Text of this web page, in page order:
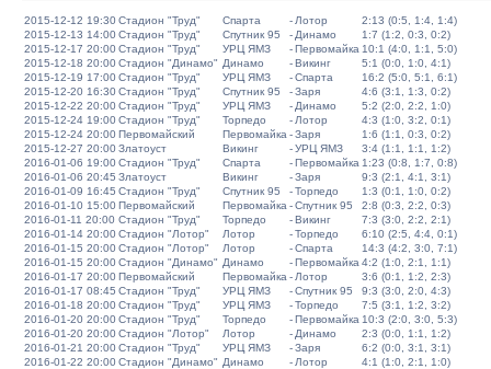
2015-12-12 19:30Стадион "Труд" Спарта - Лотор
2:13 (0:5, 1:4, 1:4)
2015-12-13 14:00Стадион "Труд" Спутник 95 - Динамо
1:7 (1:2, 0:3, 0:2)
2015-12-17 20:00Стадион "Труд" УРЦ ЯМЗ -Первомайка 10:1 (4:0, 1:1, 5:0)
2015-12-18 20:00Стадион "Динамо" Динамо -Викинг
5:1 (0:0, 1:0, 4:1)
2015-12-19 17:00Стадион "Труд" УРЦ ЯМЗ -Спарта
16:2 (5:0, 5:1, 6:1)
2015-12-20 16:30Стадион "Труд" Спутник 95 -Заря
4:6 (3:1, 1:3, 0:2)
2015-12-22 20:00Стадион "Труд" УРЦ ЯМЗ - Динамо
5:2 (2:0, 2:2, 1:0)
2015-12-24 19:00Стадион "Труд" Торпедо - Лотор
4:3 (1:0, 3:2, 0:1)
2015-12-24 20:00Первомайский Первомайка -Заря
1:6 (1:1, 0:3, 0:2)
2015-12-27 20:00Златоуст Викинг -УРЦ ЯМЗ
3:4 (1:1, 1:1, 1:2)
2016-01-06 19:00Стадион "Труд" Спарта -Первомайка 1:23 (0:8, 1:7, 0:8)
2016-01-06 20:45 Златоуст Викинг -Заря
9:3 (2:1, 4:1, 3:1)
2016-01-09 16:45 Стадион "Труд" Спутник 95 -Торпедо
1:3 (0:1, 1:0, 0:2)
2016-01-10 15:00Первомайский Первомайка -Спутник 95
2:8 (0:3, 2:2, 0:3)
2016-01-11 20:00 Стадион "Труд" Торпедо -Викинг
7:3 (3:0, 2:2, 2:1)
2016-01-14 20:00Стадион "Лотор" Лотор -Торпедо
6:10 (2:5, 4:4, 0:1)
2016-01-15 20:00Стадион "Лотор" Лотор -Спарта
14:3 (4:2, 3:0, 7:1)
2016-01-15 20:00Стадион "Динамо" Динамо -Первомайка 4:2 (1:0, 2:1, 1:1)
2016-01-17 20:00Первомайский Первомайка - Лотор
3:6 (0:1, 1:2, 2:3)
2016-01-17 08:45 Стадион "Труд" УРЦ ЯМЗ -Спутник 95
9:3 (3:0, 2:0, 4:3)
2016-01-18 20:00Стадион "Труд" УРЦ ЯМЗ -Торпедо
7:5 (3:1, 1:2, 3:2)
2016-01-20 20:00Стадион "Труд" Торпедо -Первомайка 10:3 (2:0, 3:0, 5:3)
2016-01-20 20:00Стадион "Лотор" Лотор - Динамо
2:3 (0:0, 1:1, 1:2)
2016-01-21 20:00Стадион "Труд" УРЦ ЯМЗ -Заря
6:2 (0:0, 3:1, 3:1)
2016-01-22 20:00Стадион "Динамо" Динамо - Лотор
4:1 (1:0, 2:1, 1:0)